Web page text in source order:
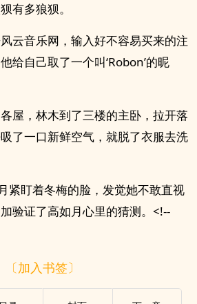
有多狼狈。
云音乐网，输入好不容易买来的注
给自己取了一个叫‘Robon’的昵
屋，林木到了三楼的主卧，拉开落
了一口新鲜空气，就脱了衣服去洗
紧盯着冬梅的脸，发觉她不敢直视
验证了高如月心里的猜测。<!--
〔加入书签〕